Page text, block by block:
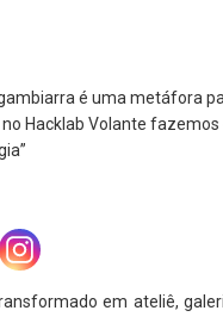
em ateliê,